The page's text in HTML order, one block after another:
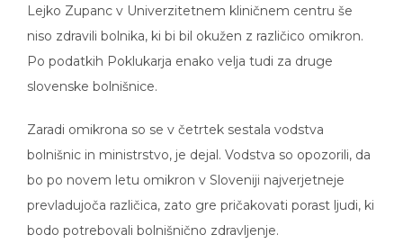
Lejko Zupanc v Univerzitetnem kliničnem centru še
niso zdravili bolnika, ki bi bil okužen z različico omikron.
Po podatkih Poklukarja enako velja tudi za druge
slovenske bolnišnice.
Zaradi omikrona so se v četrtek sestala vodstva
bolnišnic in ministrstvo, je dejal. Vodstva so opozorili, da
bo po novem letu omikron v Sloveniji najverjetneje
prevladujoča različica, zato gre pričakovati porast ljudi, ki
bodo potrebovali bolnišnično zdravljenje.